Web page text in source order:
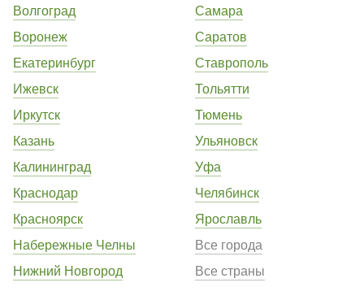
Волгоград
Воронеж
Екатеринбург
Ижевск
Иркутск
Казань
Калининград
Краснодар
Красноярск
Набережные Челны
Нижний Новгород
Самара
Саратов
Ставрополь
Тольятти
Тюмень
Ульяновск
Уфа
Челябинск
Ярославль
Все города
Все страны